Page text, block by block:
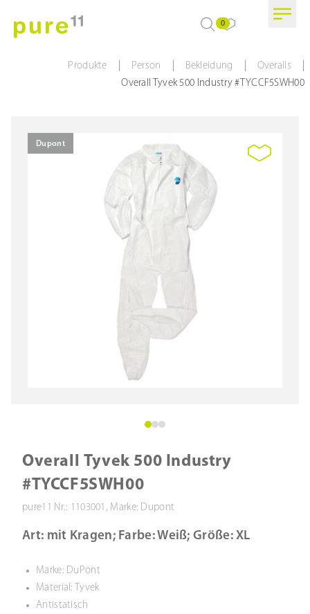
0
Produkte Person Bekleidung Overalls
Overall Tyvek 500 Industry #TYCCF5SWH00
Dupont
Overall Tyvek 500 Industry
#TYCCF5SWH00
pure11 Nr.: 1103001, Marke: Dupont
Art: mit Kragen; Farbe: Weiß; Größe: XL
Marke: DuPont
Material: Tyvek
Antistatisch